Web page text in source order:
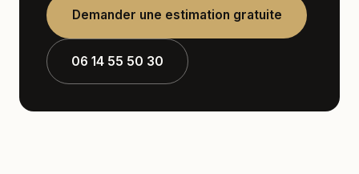
Demander une estimation gratuite
06 14 55 50 30